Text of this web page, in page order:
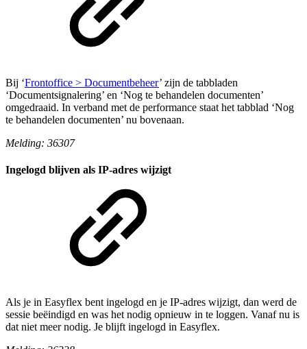
Bij ‘Frontoffice > Documentbeheer’ zijn de tabbladen
‘Documentsignalering’ en ‘Nog te behandelen documenten’
omgedraaid. In verband met de performance staat het tabblad ‘Nog
te behandelen documenten’ nu bovenaan.
Melding: 36307
Ingelogd blijven als IP-adres wijzigt
Als je in Easyflex bent ingelogd en je IP-adres wijzigt, dan werd de
sessie beëindigd en was het nodig opnieuw in te loggen. Vanaf nu is
dat niet meer nodig. Je blijft ingelogd in Easyflex.